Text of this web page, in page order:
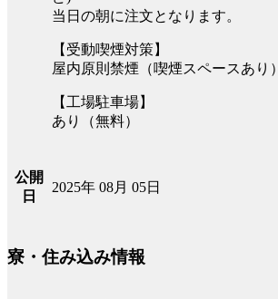
当日の朝に注文となります。
【受動喫煙対策】
屋内原則禁煙（喫煙スペースあり）
【工場駐車場】
あり（無料）
公開
日
2025年 08月 05日
寮・住み込み情報